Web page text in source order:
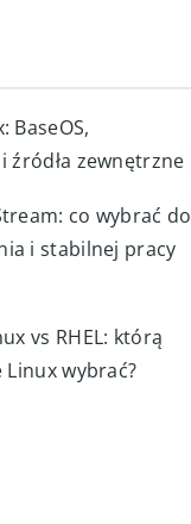
BaseOS,
i źródła zewnętrzne
co wybrać do
i stabilnej pracy
vs RHEL: którą
wybrać?